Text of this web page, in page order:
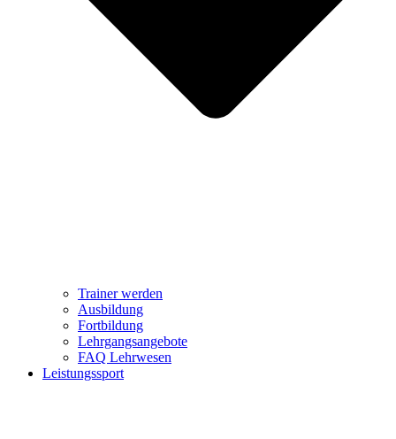
Trainer werden
Ausbildung
Fortbildung
Lehrgangsangebote
FAQ Lehrwesen
Leistungssport